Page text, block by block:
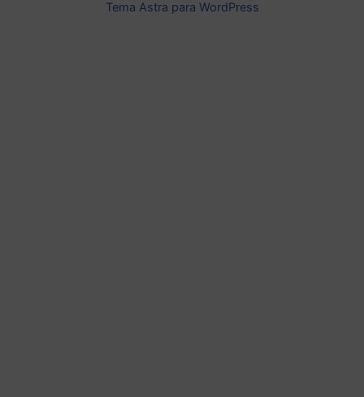
Tema Astra para WordPress